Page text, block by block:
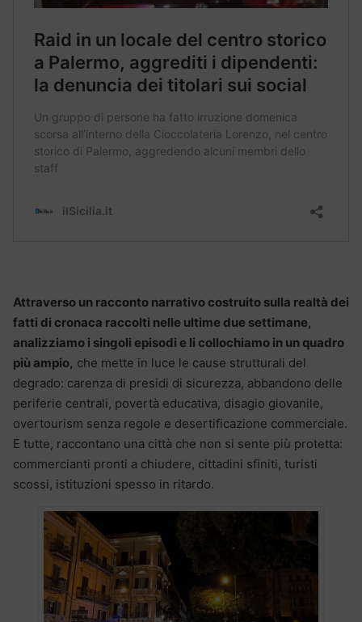
Attraverso un racconto narrativo costruito sulla realtà dei
fatti di cronaca raccolti nelle ultime due settimane,
analizziamo i singoli episodi e li collochiamo in un quadro
più ampio, che mette in luce le cause strutturali del
degrado: carenza di presidi di sicurezza, abbandono delle
periferie centrali, povertà educativa, disagio giovanile,
overtourism senza regole e desertificazione commerciale.
E tutte, raccontano una città che non si sente più protetta:
commercianti pronti a chiudere, cittadini sfiniti, turisti
scossi, istituzioni spesso in ritardo.